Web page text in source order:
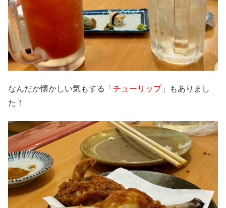
なんだか懐かしい気もする「 チューリップ」もありまし
た！